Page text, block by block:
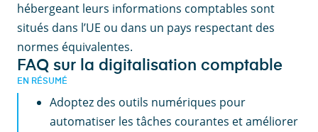
hébergeant leurs informations comptables sont
situés dans l’UE ou dans un pays respectant des
normes équivalentes.
FAQ sur la digitalisation comptable
EN RÉSUMÉ
Adoptez des outils numériques pour
automatiser les tâches courantes et améliorer